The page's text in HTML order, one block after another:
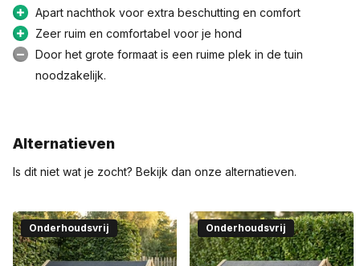
buitenverblijf.
Apart nachthok voor extra beschutting en comfort
Zeer ruim en comfortabel voor je hond
Door het grote formaat is een ruime plek in de tuin
noodzakelijk.
Alternatieven
Is dit niet wat je zocht? Bekijk dan onze alternatieven.
Onderhoudsvrij Onderhoudsvrij